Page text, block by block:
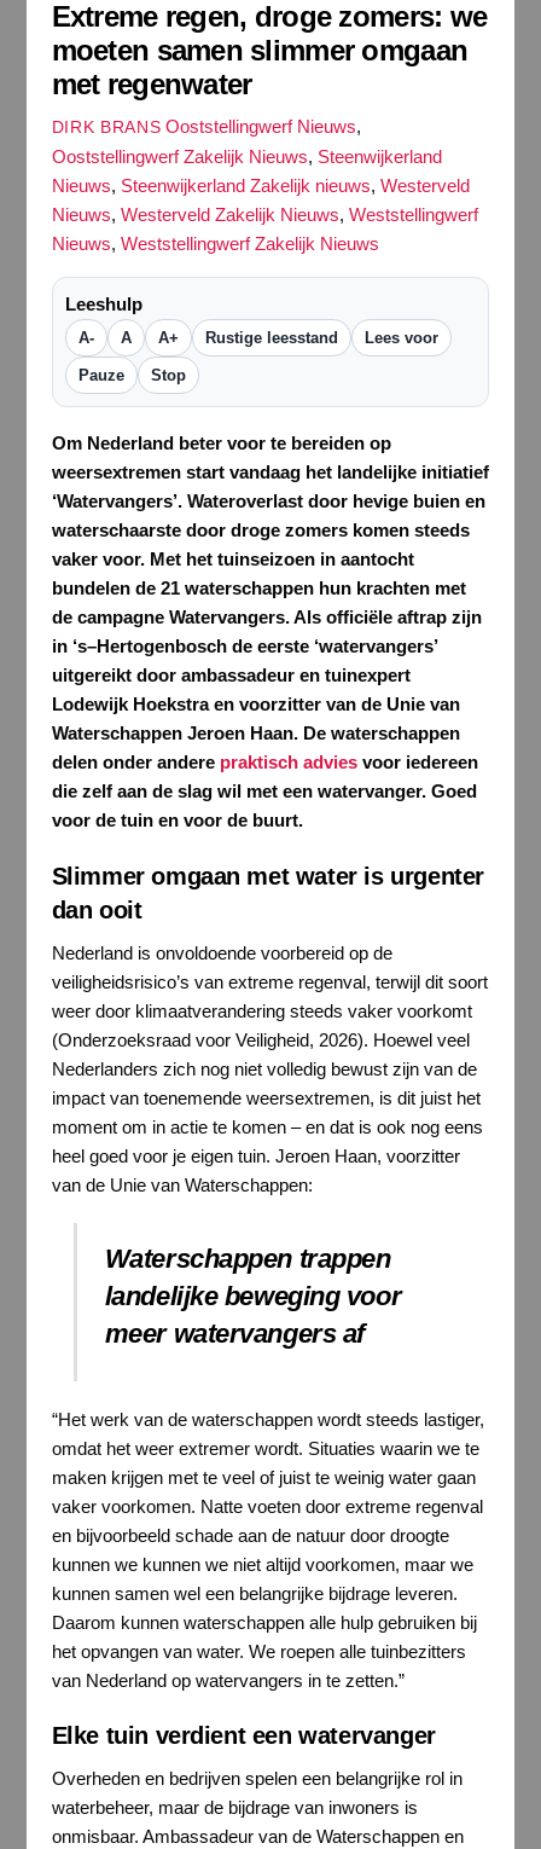
Extreme regen, droge zomers: we
moeten samen slimmer omgaan
met regenwater
DIRK BRANS Ooststellingwerf Nieuws,
Ooststellingwerf Zakelijk Nieuws, Steenwijkerland
Nieuws, Steenwijkerland Zakelijk nieuws, Westerveld
Nieuws, Westerveld Zakelijk Nieuws, Weststellingwerf
Nieuws, Weststellingwerf Zakelijk Nieuws
Leeshulp
A- A A+ Rustige leesstand Lees voor
Pauze Stop
Om Nederland beter voor te bereiden op
weersextremen start vandaag het landelijke initiatief
‘Watervangers’. Wateroverlast door hevige buien en
waterschaarste door droge zomers komen steeds
vaker voor. Met het tuinseizoen in aantocht
bundelen de 21 waterschappen hun krachten met
de campagne Watervangers.Als officiële aftrap zijn
in ‘s–Hertogenbosch de eerste ‘watervangers’
uitgereikt door ambassadeur en tuinexpert
Lodewijk Hoekstra en voorzitter van de Unie van
Waterschappen Jeroen Haan. De waterschappen
delen onder andere praktisch adviesvoor iedereen
die zelf aan de slag wil met een watervanger. Goed
voor de tuin en voor de buurt.
Slimmer omgaan met water is urgenter
dan ooit
Nederland is onvoldoende voorbereid op de
veiligheidsrisico’s van extreme regenval, terwijl dit soort
weer door klimaatverandering steeds vaker voorkomt
(Onderzoeksraad voor Veiligheid, 2026). Hoewel veel
Nederlanders zich nog niet volledig bewust zijn van de
impact van toenemende weersextremen, is dit juist het
moment om in actie te komen – en dat is ook nog eens
heel goed voor je eigen tuin. Jeroen Haan, voorzitter
van de Unie van Waterschappen:
Waterschappen trappen
landelijke beweging voor
meer watervangers af
“Het werk van de waterschappen wordt steeds lastiger,
omdat het weer extremer wordt. Situaties waarin we te
maken krijgen met te veel of juist te weinig water gaan
vaker voorkomen. Natte voeten door extreme regenval
en bijvoorbeeld schade aan de natuur door droogte
kunnen we kunnen we niet altijd voorkomen, maar we
kunnen samen wel een belangrijke bijdrage leveren.
Daarom kunnen waterschappen alle hulp gebruiken bij
het opvangen van water. We roepen alle tuinbezitters
van Nederland op watervangers in te zetten.”
Elke tuin verdient een watervanger
Overheden en bedrijven spelen een belangrijke rol in
waterbeheer, maar de bijdrage van inwoners is
onmisbaar. Ambassadeur van de Waterschappen en